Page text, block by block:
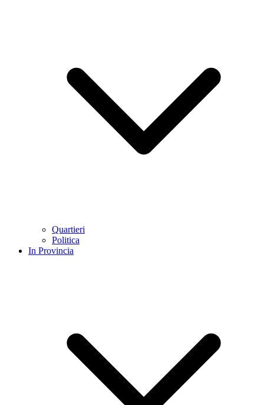
Quartieri
Politica
In Provincia